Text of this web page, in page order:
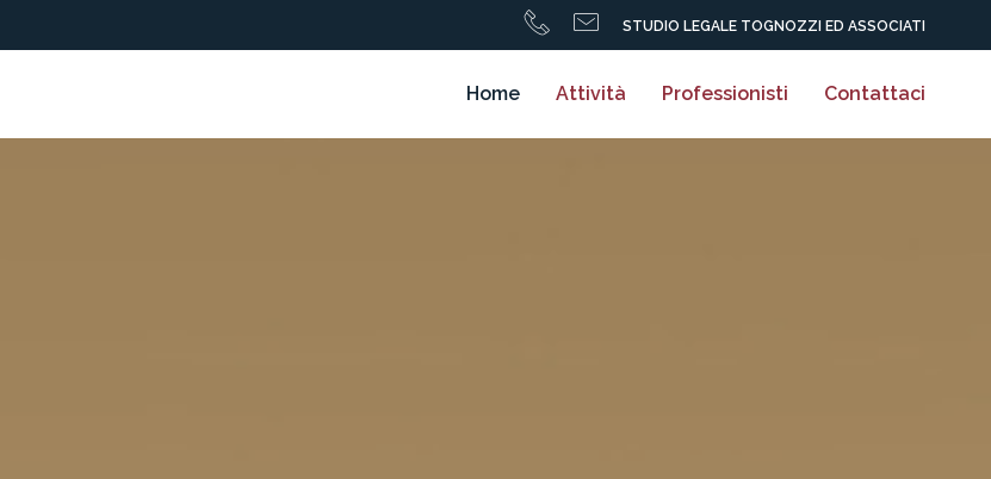
STUDIO LEGALE TOGNOZZI ED ASSOCIATI
Home Attività Professionisti Contattaci